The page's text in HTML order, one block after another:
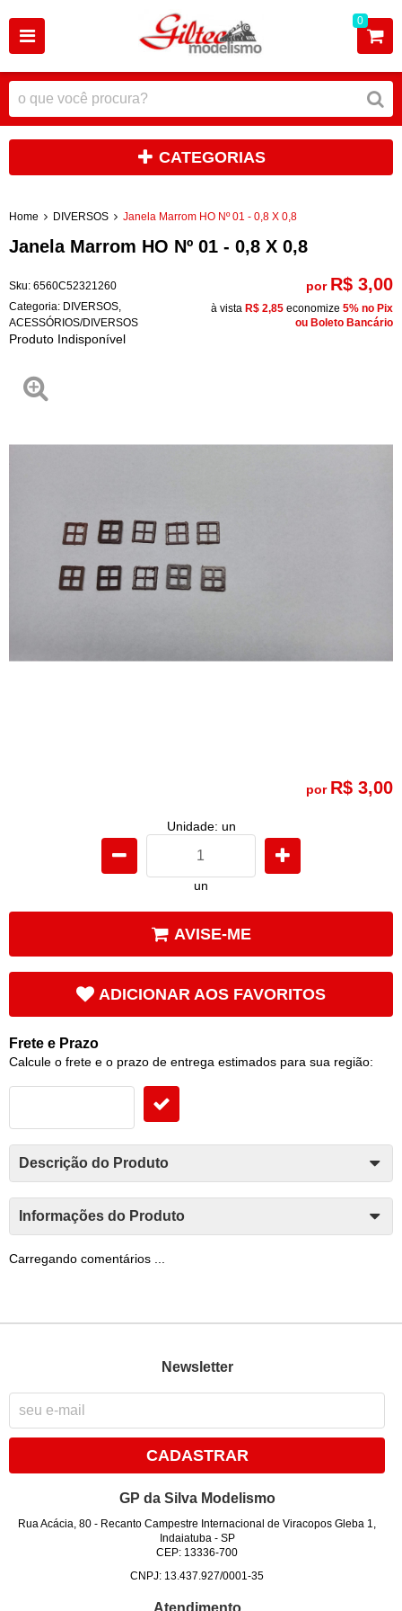
0
CATEGORIAS
Home DIVERSOS Janela Marrom HO Nº 01 - 0,8 X 0,8
Janela Marrom HO Nº 01 - 0,8 X 0,8
Sku: 6560C52321260
Categoria: DIVERSOS
ACESSÓRIOS/DIVERSOS
Produto Indisponível
por R$ 3,00
à vista R$ 2,85 economize 5% no Pix
ou Boleto Bancário
por R$ 3,00
Unidade: un
un
AVISE-ME
ADICIONAR AOS FAVORITOS
Frete e Prazo
Calcule o frete e o prazo de entrega estimados para sua região:
Descrição do Produto
Informações do Produto
Carregando comentários ...
Newsletter
CADASTRAR
GP da Silva Modelismo
Rua Acácia, 80 - Recanto Campestre Internacional de Viracopos Gleba 1,
Indaiatuba- SP
CEP: 13336-700
CNPJ: 13.437.927/0001-35
Atendimento